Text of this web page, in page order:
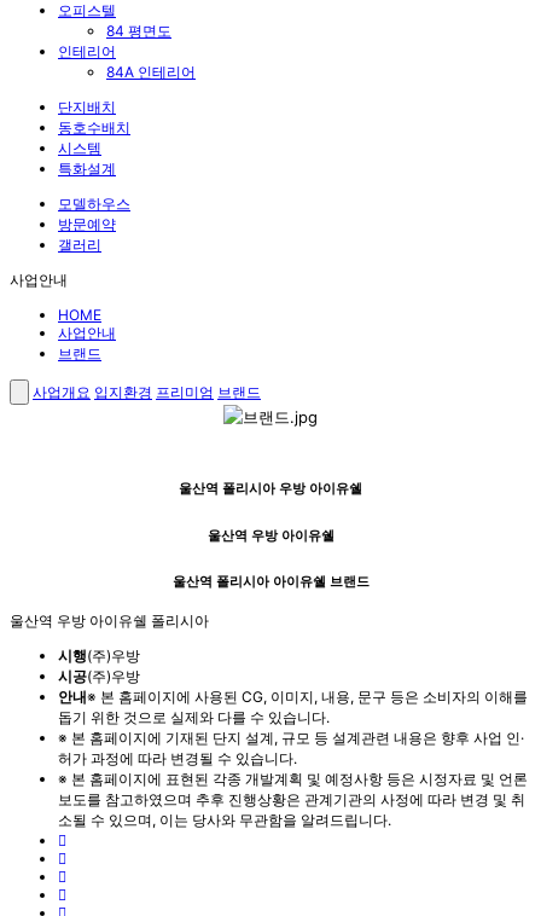
오피스텔
84 평면도
인테리어
84A 인테리어
단지배치
동호수배치
시스템
특화설계
모델하우스
방문예약
갤러리
사업안내
HOME
사업안내
브랜드
사업개요 입지환경 프리미엄 브랜드
울산역 폴리시아 우방 아이유쉘
울산역 우방 아이유쉘
울산역 폴리시아 아이유쉘 브랜드
울산역 우방 아이유쉘 폴리시아
시행(주)우방
시공(주)우방
안내※ 본 홈페이지에 사용된 CG, 이미지, 내용, 문구 등은 소비자의 이해를
돕기 위한 것으로 실제와 다를 수 있습니다.
※ 본 홈페이지에 기재된 단지 설계, 규모 등 설계관련 내용은 향후 사업 인·
허가 과정에 따라 변경될 수 있습니다.
※ 본 홈페이지에 표현된 각종 개발계획 및 예정사항 등은 시정자료 및 언론
보도를 참고하였으며 추후 진행상황은 관계기관의 사정에 따라 변경 및 취
소될 수 있으며, 이는 당사와 무관함을 알려드립니다.